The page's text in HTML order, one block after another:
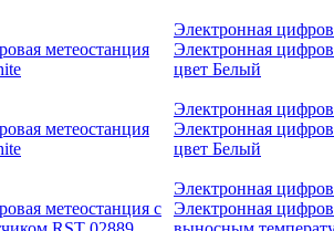
Электронная
Электронная
цвет Белый
Электронная
Электронная
цвет Белый
Электронная
Электронная